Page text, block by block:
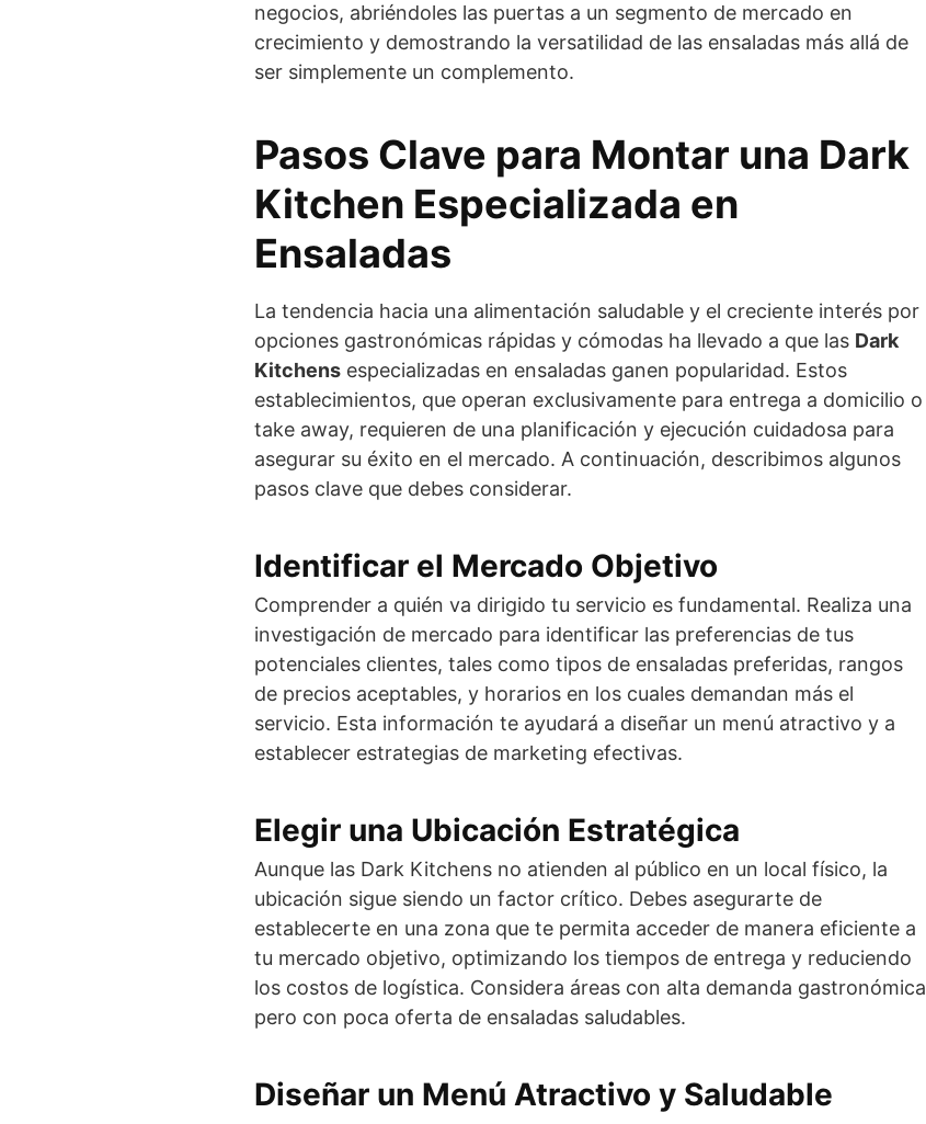
negocios, abriéndoles las puertas a un segmento de mercado en
crecimiento y demostrando la versatilidad de las ensaladas más allá de
ser simplemente un complemento.
Pasos Clave para Montar una Dark
Kitchen Especializada en
Ensaladas
La tendencia hacia una alimentación saludable y el creciente interés por
opciones gastronómicas rápidas y cómodas ha llevado a que las Dark
Kitchens especializadas en ensaladas ganen popularidad. Estos
establecimientos, que operan exclusivamente para entrega a domicilio o
take away, requieren de una planificación y ejecución cuidadosa para
asegurar su éxito en el mercado. A continuación, describimos algunos
pasos clave que debes considerar.
Identificar el Mercado Objetivo
Comprender a quién va dirigido tu servicio es fundamental. Realiza una
investigación de mercado para identificar las preferencias de tus
potenciales clientes, tales como tipos de ensaladas preferidas, rangos
de precios aceptables, y horarios en los cuales demandan más el
servicio. Esta información te ayudará a diseñar un menú atractivo y a
establecer estrategias de marketing efectivas.
Elegir una Ubicación Estratégica
Aunque las Dark Kitchens no atienden al público en un local físico, la
ubicación sigue siendo un factor crítico. Debes asegurarte de
establecerte en una zona que te permita acceder de manera eficiente a
tu mercado objetivo, optimizando los tiempos de entrega y reduciendo
los costos de logística. Considera áreas con alta demanda gastronómica
pero con poca oferta de ensaladas saludables.
Diseñar un Menú Atractivo y Saludable